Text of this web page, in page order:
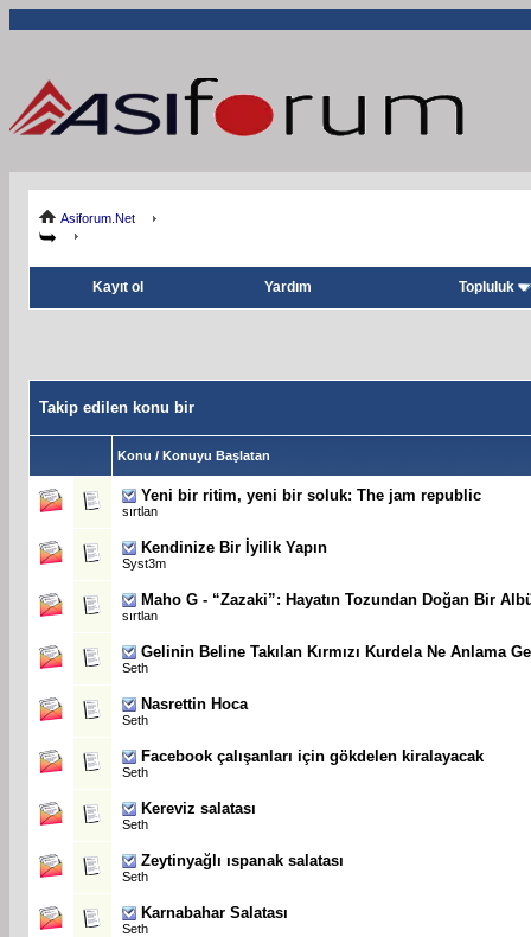
Asiforum.Net
Kayıt ol Yardım Topluluk
Takip edilen konu bir
Konu / Konuyu Başlatan
Yeni bir ritim, yeni bir soluk: The jam republic
sırtlan
Kendinize Bir İyilik Yapın
Syst3m
Maho G - “Zazaki”: Hayatın Tozundan Doğan Bir
sırtlan
Gelinin Beline Takılan Kırmızı Kurdela Ne Anlama
Seth
Nasrettin Hoca
Seth
Facebook çalışanları için gökdelen kiralayacak
Seth
Kereviz salatası
Seth
Zeytinyağlı ıspanak salatası
Seth
Karnabahar Salatası
Seth